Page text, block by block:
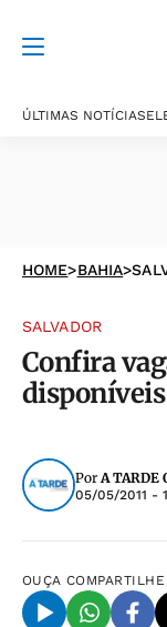
ÚLTIMAS NOTÍCIAS
HOME>BAHIA>
SALVADOR
Confira
PorA TARDE
05/05/2011 -
OUÇA COMPARTILHE